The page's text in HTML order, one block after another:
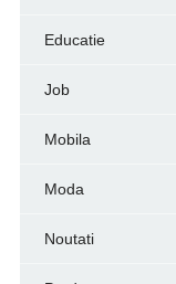
Educatie
Job
Mobila
Moda
Noutati